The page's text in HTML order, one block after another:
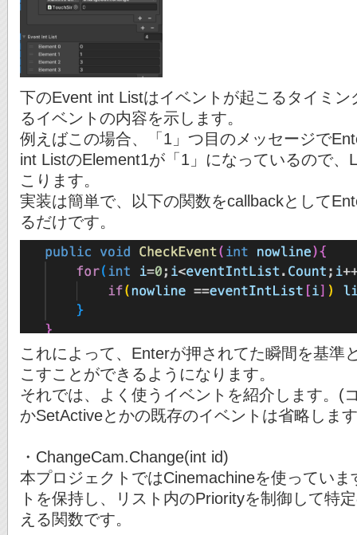
下のEvent int Listはイベントが起こるタイミ
るイベントの内容を示します。
例えばこの場合、「1」つ目のメッセージで
int ListのElement1が「1」になっているので、
こります。
実装は簡単で、以下の関数をcallbackとして
るだけです。
これによって、Enterが押されてた瞬間を基準
こすことができるようになります。
それでは、よく使うイベントを紹介します。(
かSetActiveとかの既存のイベントは省略しま
・ChangeCam.Change(int id)
本プロジェクトではCinemachineを使ってい
トを保持し、リスト内のPriorityを制御して特
える関数です。